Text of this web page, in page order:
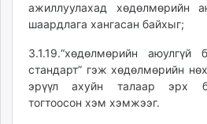
ажиллуулахад хөдөлмөрийн
шаардлага хангасан байхыг;
3.1.19.“хөдөлмөрийн аюулгүй
стандарт” гэж хөдөлмөрийн
эрүүл ахуйн талаар эрх
тогтоосон хэм хэмжээг.